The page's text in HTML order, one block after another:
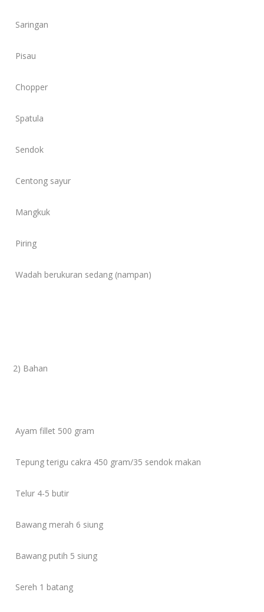
Saringan
Pisau
Chopper
Spatula
Sendok
Centong sayur
Mangkuk
Piring
Wadah berukuran sedang (nampan)
2) Bahan
Ayam fillet 500 gram
Tepung terigu cakra 450 gram/35 sendok makan
Telur 4-5 butir
Bawang merah 6 siung
Bawang putih 5 siung
Sereh 1 batang